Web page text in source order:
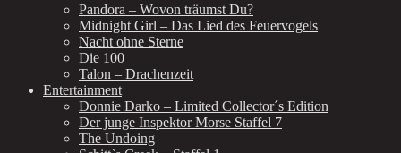
Pandora – Wovon träumst Du?
Midnight Girl – Das Lied des Feuervogels
Nacht ohne Sterne
Die 100
Talon – Drachenzeit
Entertainment
Donnie Darko – Limited Collector´s Edition
Der junge Inspektor Morse Staffel 7
The Undoing